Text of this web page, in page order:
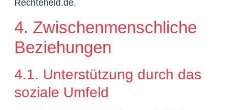
Rechteheld.de.
4. Zwischenmenschliche
Beziehungen
4.1. Unterstützung durch das
soziale Umfeld